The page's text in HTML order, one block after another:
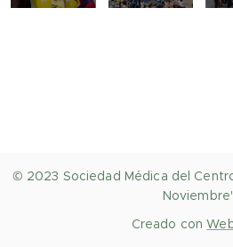
© 2023 Sociedad Médica del
Creado con